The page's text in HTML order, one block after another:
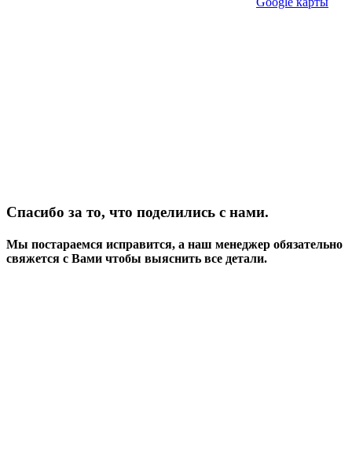
Спасибо за то, что поделились с нами.
Мы постараемся исправится, а наш менеджер обязательно
свяжется с Вами чтобы выяснить все детали.